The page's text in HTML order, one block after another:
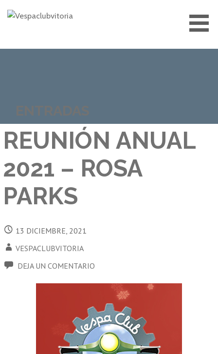
REUNIÓN ANUAL
2021 – ROSA
PARKS
13 DICIEMBRE, 2021
VESPACLUBVITORIA
DEJA UN COMENTARIO